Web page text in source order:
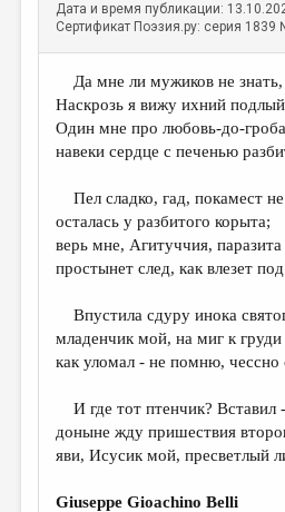
ЛИТСАЛОН
ПРАВИЛА САЙТА
ОТДЕЛЫ И РУБРИКИ
ДАЙДЖЕСТ
ПРОИЗВЕДЕНИЯ
КОНКУРСЫ
КНИЖНАЯ ПОЛКА
ОБЗОР ЛИТЕРАТУРЫ
СТРАНИЦЫ ПАМЯТИ
Дата и время публикации:
Сертификат Поэзия.ру: серия
Да мне ли мужиков не знать,
Наскрозь я вижу ихний
Один мне про любовь-до-
навеки сердце с печенью
Пел сладко, гад, покамест
осталась у разбитого корыта;
верь мне, Агитуччия, паразита
простынет след, как влезет
Впустила сдуру инока
младенчик мой, на миг к
как уломал - не помню, чессно
И где тот птенчик? Вставил
доныне жду пришествия
яви, Исусик мой, пресветлый
Giuseppe Gioachino Belli